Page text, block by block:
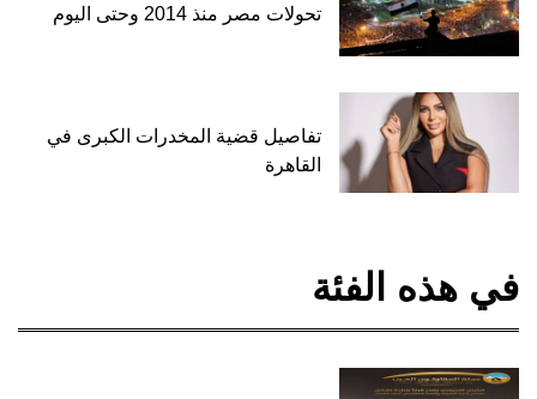
تحولات مصر منذ 2014 وحتى اليوم
تفاصيل قضية المخدرات الكبرى في
القاهرة
في هذه الفئة